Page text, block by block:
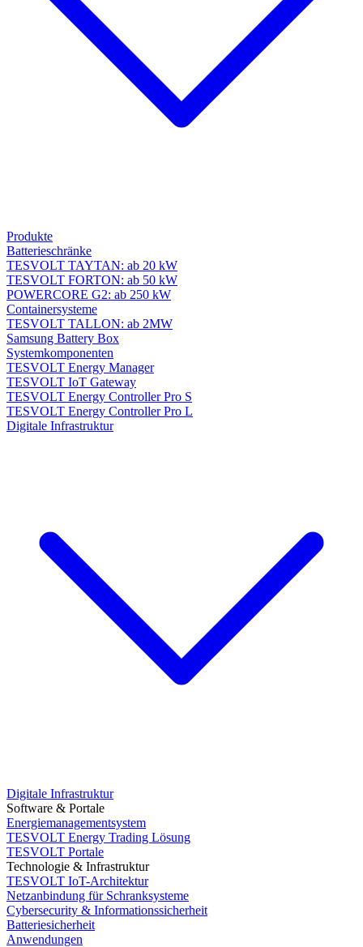
Produkte
Batterieschränke
TESVOLT TAYTAN: ab 20 kW
TESVOLT FORTON: ab 50 kW
POWERCORE G2: ab 250 kW
Containersysteme
TESVOLT TALLON: ab 2MW
Samsung Battery Box
Systemkomponenten
TESVOLT Energy Manager
TESVOLT IoT Gateway
TESVOLT Energy Controller Pro S
TESVOLT Energy Controller Pro L
Digitale Infrastruktur
Digitale Infrastruktur
Software & Portale
Energiemanagementsystem
TESVOLT Energy Trading Lösung
TESVOLT Portale
Technologie & Infrastruktur
TESVOLT IoT-Architektur
Netzanbindung für Schranksysteme
Cybersecurity & Informationssicherheit
Batteriesicherheit
Anwendungen